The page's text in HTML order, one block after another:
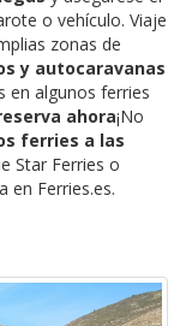
o vehículo. Viaje
zonas de
y autocaravanas
en algunos ferries
ahora¡No
ferries a las
Star Ferries o
en Ferries.es.